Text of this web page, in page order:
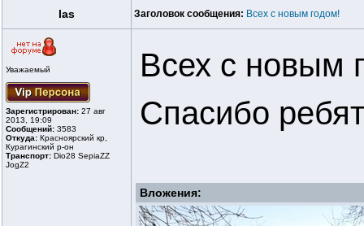
las Заголовок сообщения: Всех с новым годом!
Уважаемый
Зарегистрирован: 27 авг
2013, 19:09
Сообщений: 3583
Откуда: Красноярский кр,
Курагинский р-он
Транспорт: Dio28 SepiaZZ
JogZ2
Всех с новым
Спасибо
Вложения: